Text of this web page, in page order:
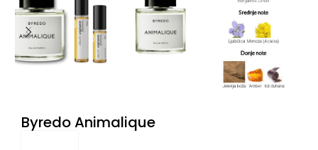
Byredo Animalique